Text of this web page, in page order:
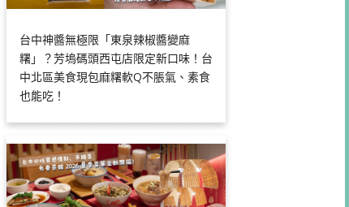
台中神醬無極限「東泉辣椒醬變麻
糬」？芳塢碼頭西屯店限定新口味！台
中北區美食現包麻糬軟Q不脹氣、素食
也能吃！